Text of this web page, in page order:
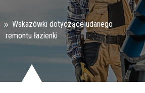
9 Wskazówki dotyczące udanego
remontu łazienki